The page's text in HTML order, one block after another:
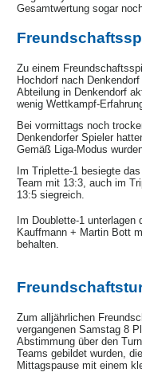
Gesamtwertung sogar
Zu einem
Hochdorf nach
Abteilung in Denkendorf
wenig Wettkampf-
Bei vormittags noch
Denkendorfer Spieler
Gemäß Liga-Modus
Im Triplette-1 besiegte
Team mit 13:3, auch im
13:5 siegreich.
Im Doublette-1
Kauffmann + Martin Bott
behalten.
Zum alljährlichen
vergangenen Samstag 8
Abstimmung über den
Teams gebildet wurden,
Mittagspause mit einem